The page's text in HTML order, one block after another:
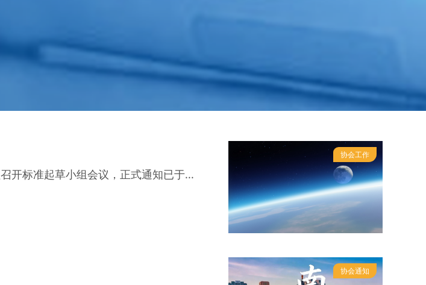
开标准起草小组会议，正式通知已于...
协会工作
协会通知